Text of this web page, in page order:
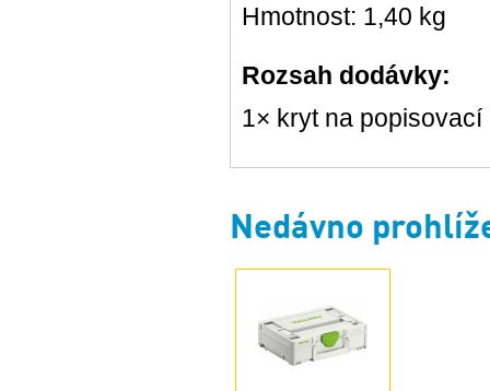
Hmotnost: 1,40 kg
Rozsah dodávky:
1× kryt na popisovací
Nedávno